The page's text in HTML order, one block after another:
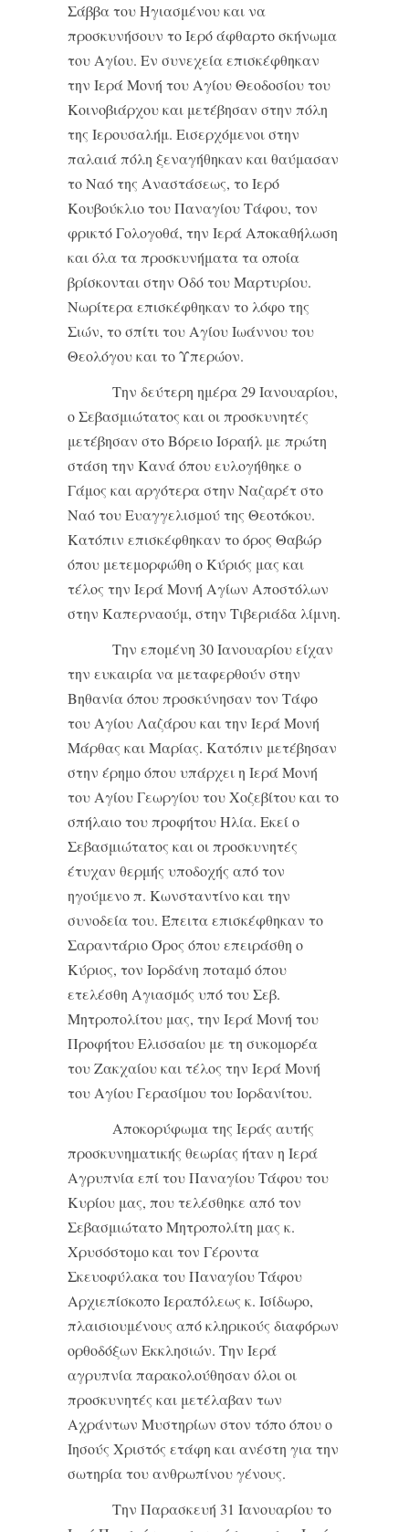
Σάββα του Ηγιασμένου και να
προσκυνήσουν το Ιερό άφθαρτο σκήνωμα
του Αγίου. Εν συνεχεία επισκέφθηκαν
την Ιερά Μονή του Αγίου Θεοδοσίου του
Κοινοβιάρχου και μετέβησαν στην πόλη
της Ιερουσαλήμ. Εισερχόμενοι στην
παλαιά πόλη ξεναγήθηκαν και θαύμασαν
το Ναό της Αναστάσεως, το Ιερό
Κουβούκλιο του Παναγίου Τάφου, τον
φρικτό Γολογοθά, την Ιερά Αποκαθήλωση
και όλα τα προσκυνήματα τα οποία
βρίσκονται στην Οδό του Μαρτυρίου.
Νωρίτερα επισκέφθηκαν το λόφο της
Σιών, το σπίτι του Αγίου Ιωάννου του
Θεολόγου και το Υπερώον.
Την δεύτερη ημέρα 29 Ιανουαρίου,
ο Σεβασμιώτατος και οι προσκυνητές
μετέβησαν στο Βόρειο Ισραήλ με πρώτη
στάση την Κανά όπου ευλογήθηκε ο
Γάμος και αργότερα στην Ναζαρέτ στο
Ναό του Ευαγγελισμού της Θεοτόκου.
Κατόπιν επισκέφθηκαν το όρος Θαβώρ
όπου μετεμορφώθη ο Κύριός μας και
τέλος την Ιερά Μονή Αγίων Αποστόλων
στην Καπερναούμ, στην Τιβεριάδα λίμνη.
Την επομένη 30 Ιανουαρίου είχαν
την ευκαιρία να μεταφερθούν στην
Βηθανία όπου προσκύνησαν τον Τάφο
του Αγίου Λαζάρου και την Ιερά Μονή
Μάρθας και Μαρίας. Κατόπιν μετέβησαν
στην έρημο όπου υπάρχει η Ιερά Μονή
του Αγίου Γεωργίου του Χοζεβίτου και το
σπήλαιο του προφήτου Ηλία. Εκεί ο
Σεβασμιώτατος και οι προσκυνητές
έτυχαν θερμής υποδοχής από τον
ηγούμενο π. Κωνσταντίνο και την
συνοδεία του. Έπειτα επισκέφθηκαν το
Σαραντάριο Όρος όπου επειράσθη ο
Κύριος, τον Ιορδάνη ποταμό όπου
ετελέσθη Αγιασμός υπό του Σεβ.
Μητροπολίτου μας, την Ιερά Μονή του
Προφήτου Ελισσαίου με τη συκομορέα
του Ζακχαίου και τέλος την Ιερά Μονή
του Αγίου Γερασίμου του Ιορδανίτου.
Αποκορύφωμα της Ιεράς αυτής
προσκυνηματικής θεωρίας ήταν η Ιερά
Αγρυπνία επί του Παναγίου Τάφου του
Κυρίου μας, που τελέσθηκε από τον
Σεβασμιώτατο Μητροπολίτη μας κ.
Χρυσόστομο και τον Γέροντα
Σκευοφύλακα του Παναγίου Τάφου
Αρχιεπίσκοπο Ιεραπόλεως κ. Ισίδωρο,
πλαισιουμένους από κληρικούς διαφόρων
ορθοδόξων Εκκλησιών. Την Ιερά
αγρυπνία παρακολούθησαν όλοι οι
προσκυνητές και μετέλαβαν των
Αχράντων Μυστηρίων στον τόπο όπου ο
Ιησούς Χριστός ετάφη και ανέστη για την
σωτηρία του ανθρωπίνου γένους.
Την Παρασκευή 31 Ιανουαρίου το